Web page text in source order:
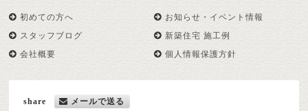
初めての方へ
お知らせ・イベント情報
スタッフブログ
新築住宅 施工例
会社概要
個人情報保護方針
share メールで送る